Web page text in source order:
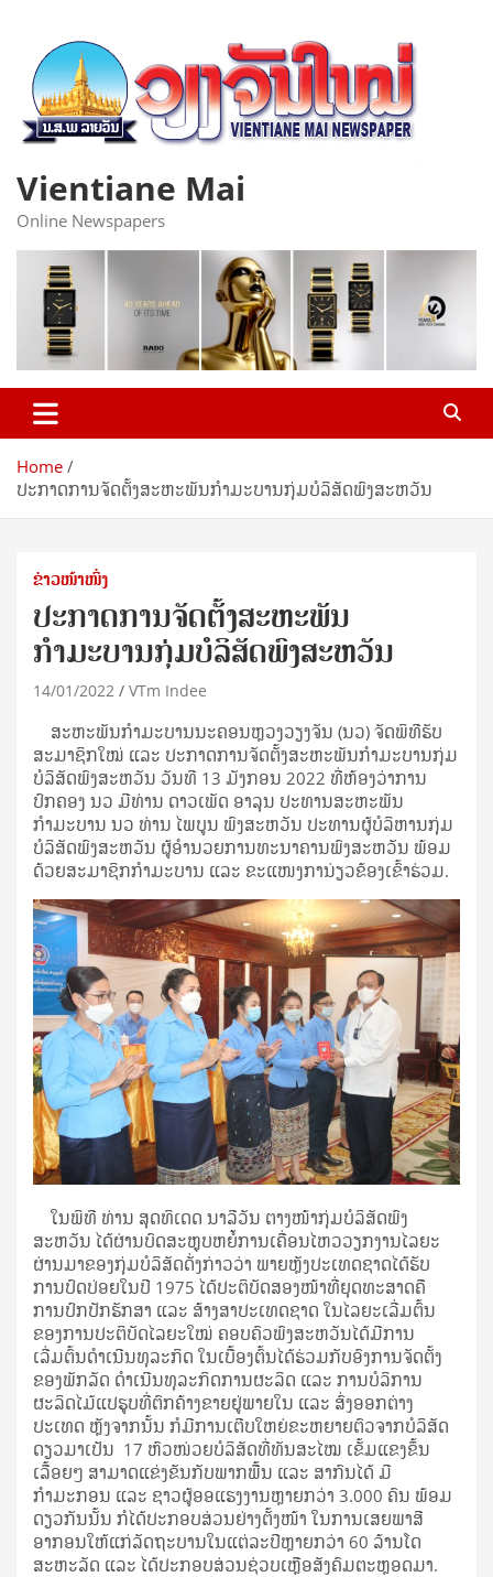
content
Vientiane Mai
Online Newspapers
Home
ປະກາດການຈັດຕັ້ງສະຫະພັນກຳມະບານກຸ່ມບໍລິສັດພົງສະຫວັນ
ຂ່າວໜ້າໜຶ່ງ
ປະກາດການຈັດຕັ້ງສະຫະພັນ
ກຳມະບານກຸ່ມບໍລິສັດພົງສະຫວັນ
14/01/2022 VTm Indee
ສະຫະພັນກຳມະບານນະຄອນຫຼວງວຽງຈັນ (ນວ) ຈັດພິທີຮັບ
ສະມາຊິກໃໝ່ ແລະ ປະກາດການຈັດຕັ້ງສະຫະພັນກຳມະບານກຸ່ມ
ບໍລິສັດພົງສະຫວັນ ວັນທີ 13 ມັງກອນ 2022 ທີ່ຫ້ອງວ່າການ
ປົກຄອງ ນວ ມີທ່ານ ດາວເພັດ ອາລຸນ ປະທານສະຫະພັນ
ກຳມະບານ ນວ ທ່ານ ໄພບູນ ພົງສະຫວັນ ປະທານຜູ້ບໍລິຫານກຸ່ມ
ບໍລິສັດພົງສະຫວັນ ຜູ້ອຳນວຍການທະນາຄານພົງສະຫວັນ ພ້ອມ
ດ້ວຍສະມາຊິກກຳມະບານ ແລະ ຂະແໜງການ່ຽວຂ້ອງເຂົ້າຮ່ວມ.
ໃນພິທີ ທ່ານ ສຸດທິເດດ ນາລີວັນ ຕາງໜ້າກຸ່ມບໍລິສັດພົງ
ສະຫວັນ ໄດ້ຜ່ານບົດສະຫຼຸບຫຍໍ້ການເຄື່ອນໄຫວວຽກງານໄລຍະ
ຜ່ານມາຂອງກຸ່ມບໍລິສັດດັ່ງກ່າວວ່າ ພາຍຫຼັງປະເທດຊາດໄດ້ຮັບ
ການປົດປ່ອຍໃນປີ 1975 ໄດ້ປະຕິບັດສອງໜ້າທີ່ຍຸດທະສາດຄື
ການປົກປັກຮັກສາ ແລະ ສ້າງສາປະເທດຊາດ ໃນໄລຍະເລີ່ມຕົ້ນ
ຂອງການປະຕິບັດໄລຍະໃໝ່ ຄອບຄົວພົງສະຫວັນໄດ້ມີການ
ເລີ່ມຕົ້ນດຳເນີນທຸລະກິດ ໃນເບື້ອງຕົ້ນໄດ້ຮ່ວມກັບອົງການຈັດຕັ້ງ
ຂອງພັກລັດ ດຳເນີນທຸລະກິດການຜະລິດ ແລະ ການບໍລິການ
ຜະລິດໄມ້ແປຮູບທີ່ຕົກຄ້າງຂາຍຢູ່ພາຍໃນ ແລະ ສົ່ງອອກຕ່າງ
ປະເທດ ຫຼັງຈາກນັ້ນ ກໍມີການເຕີບໃຫຍ່ຂະຫຍາຍຕົວຈາກບໍລິສັດ
ດຽວມາເປັນ 17 ຫົວໜ່ວຍບໍລິສັດທີ່ທັນສະໄໝ ເຂັ້ມແຂງຂຶ້ນ
ເລື້ອຍໆ ສາມາດແຂ່ງຂັນກັບພາກພື້ນ ແລະ ສາກົນໄດ້ ມີ
ກຳມະກອນ ແລະ ຊາວຜູ້ອອແຮງງານຫຼາຍກວ່າ 3.000 ຄົນ ພ້ອມ
ດຽວກັນນັ້ນ ກໍໄດ້ປະກອບສ່ວນຢ່າງຕັ້ງໜ້າ ໃນການເສຍພາສີ
ອາກອນໃຫ້ແກ່ລັດຖະບານໃນແຕ່ລະປີຫຼາຍກວ່າ 60 ລ້ານໂດ
ສະຫະລັດ ແລະ ໄດ້ປະກອບສ່ວນຊ່ວບເຫຼືອສັງຄົມຕະຫຼອດມາ.